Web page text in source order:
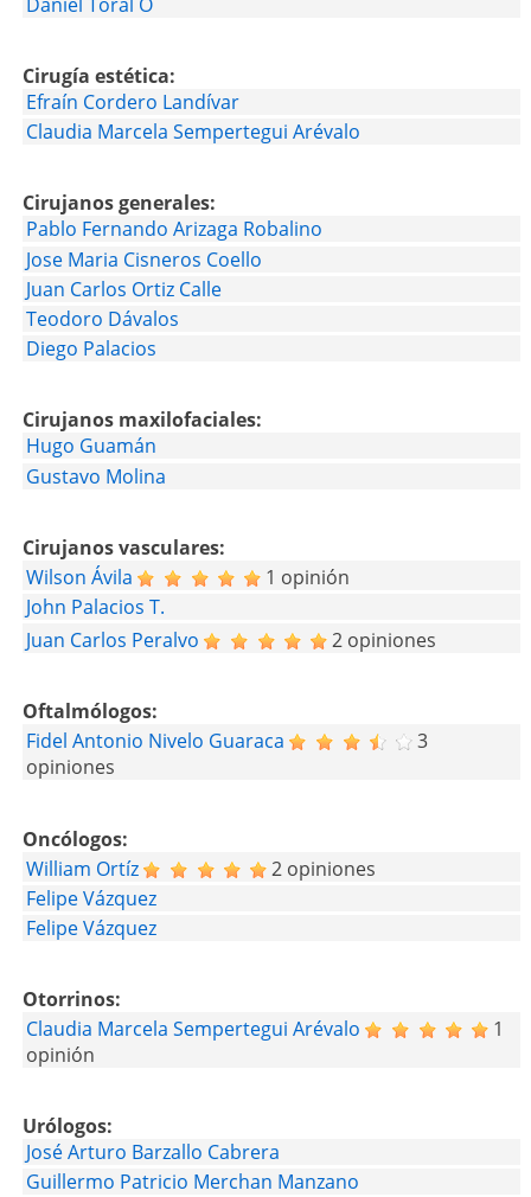
Cirugía estética:
Efraín Cordero Landívar
Claudia Marcela Sempertegui Arévalo
Cirujanos generales:
Pablo Fernando Arizaga Robalino
Jose Maria Cisneros Coello
Juan Carlos Ortiz Calle
Teodoro Dávalos
Diego Palacios
Cirujanos maxilofaciales:
Hugo Guamán
Gustavo Molina
Cirujanos vasculares:
Wilson Ávila
1 opinión
John Palacios T.
Juan Carlos Peralvo
2 opiniones
Oftalmólogos:
Fidel Antonio Nivelo Guaraca
3
opiniones
Oncólogos:
William Ortíz
2 opiniones
Felipe Vázquez
Felipe Vázquez
Otorrinos:
Claudia Marcela Sempertegui Arévalo
1
opinión
Urólogos:
José Arturo Barzallo Cabrera
Guillermo Patricio Merchan Manzano